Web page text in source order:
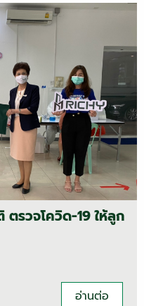
ตรวจโควิด-19 ให้ลูก
อ่านต่อ